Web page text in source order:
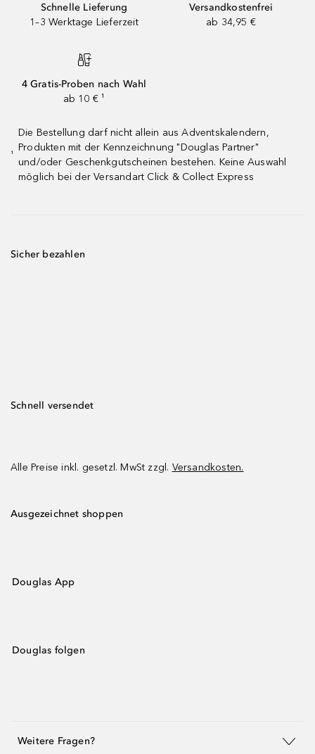
Schnelle Lieferung
1–3 Werktage Lieferzeit
Versandkostenfrei
ab 34,95 €
4 Gratis-Proben nach Wahl
ab 10 € ¹
¹
Die Bestellung darf nicht allein aus Adventskalendern,
Produkten mit der Kennzeichnung "Douglas Partner"
und/oder Geschenkgutscheinen bestehen. Keine Auswahl
möglich bei der Versandart Click & Collect Express
Sicher bezahlen
Schnell versendet
Alle Preise inkl. gesetzl. MwSt zzgl. Versandkosten.
Ausgezeichnet shoppen
Douglas App
Douglas folgen
Weitere Fragen?